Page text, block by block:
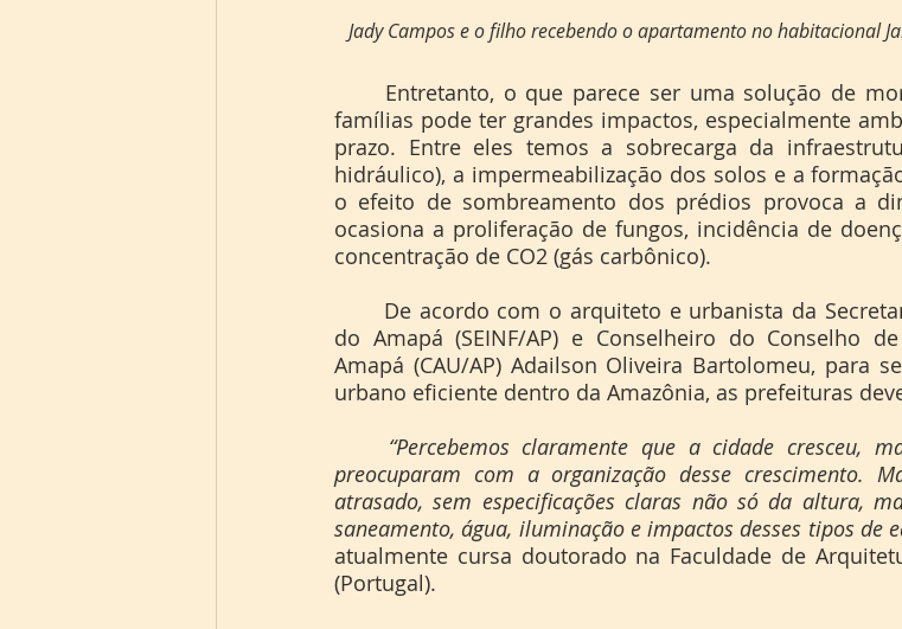
Jady Campos e o filho recebendo o apartamento no habitacional
famílias pode ter grandes impactos, especialmente
prazo. Entre eles temos a sobrecarga da
hidráulico), a impermeabilização dos solos e a
o efeito de sombreamento dos prédios provoca a
ocasiona a proliferação de fungos, incidência de
concentração de CO2 (gás carbônico).
do Amapá (SEINF/AP) e Conselheiro do Conselho
Amapá (CAU/AP) Adailson Oliveira Bartolomeu, para
urbano eficiente dentro da Amazônia, as prefeituras
“Percebemos claramente que a cidade cresceu,
preocuparam com a organização desse crescimento.
atrasado, sem especificações claras não só da altura,
saneamento, água, iluminação e impactos desses tipos de
atualmente cursa doutorado na Faculdade de
(Portugal).